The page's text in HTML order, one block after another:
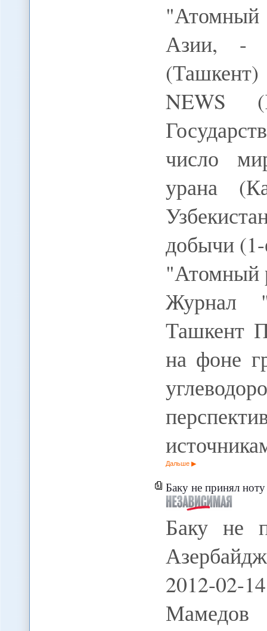
Азии, -
NEWS
число
урана
добычи (1-
"Атомный
Журнал
Ташкент
на фоне
Дальше
Баку не принял
Баку не
2012-02-
Мамедов